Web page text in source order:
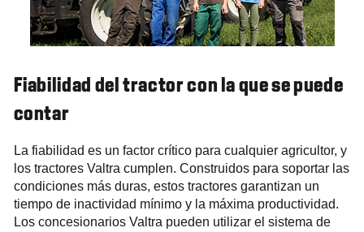
Fiabilidad del tractor con la que se puede
contar
La fiabilidad es un factor crítico para cualquier agricultor, y
los tractores Valtra cumplen. Construidos para soportar las
condiciones más duras, estos tractores garantizan un
tiempo de inactividad mínimo y la máxima productividad.
Los concesionarios Valtra pueden utilizar el sistema de